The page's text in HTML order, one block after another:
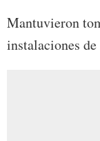
Mantuvieron
instalaciones